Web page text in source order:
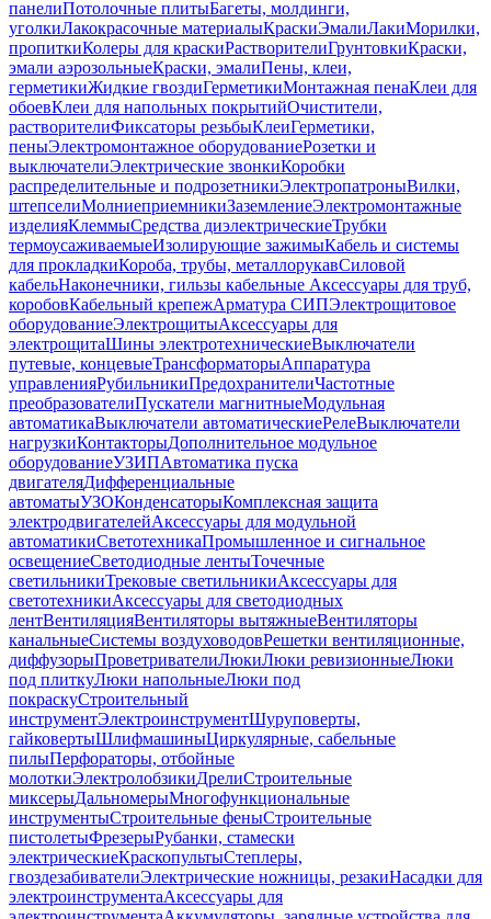
панелиПотолочные плитыБагеты, молдинги,
уголкиЛакокрасочные материалыКраскиЭмалиЛакиМорилки,
пропиткиКолеры для краскиРастворителиГрунтовкиКраски,
эмали аэрозольныеКраски, эмалиПены, клеи,
герметикиЖидкие гвоздиГерметикиМонтажная пенаКлеи для
обоевКлеи для напольных покрытийОчистители,
растворителиФиксаторы резьбыКлеиГерметики,
пеныЭлектромонтажное оборудованиеРозетки и
выключателиЭлектрические звонкиКоробки
распределительные и подрозетникиЭлектропатроныВилки,
штепселиМолниеприемникиЗаземлениеЭлектромонтажные
изделияКлеммыСредства диэлектрическиеТрубки
термоусаживаемыеИзолирующие зажимыКабель и системы
для прокладкиКороба, трубы, металлорукавСиловой
кабельНаконечники, гильзы кабельные Аксессуары для труб,
коробовКабельный крепежАрматура СИПЭлектрощитовое
оборудованиеЭлектрощитыАксессуары для
электрощитаШины электротехническиеВыключатели
путевые, концевыеТрансформаторыАппаратура
управленияРубильникиПредохранителиЧастотные
преобразователиПускатели магнитныеМодульная
автоматикаВыключатели автоматическиеРелеВыключатели
нагрузкиКонтакторыДополнительное модульное
оборудованиеУЗИПАвтоматика пуска
двигателяДифференциальные
автоматыУЗОКонденсаторыКомплексная защита
электродвигателейАксессуары для модульной
автоматикиСветотехникаПромышленное и сигнальное
освещениеСветодиодные лентыТочечные
светильникиТрековые светильникиАксессуары для
светотехникиАксессуары для светодиодных
лентВентиляцияВентиляторы вытяжныеВентиляторы
канальныеСистемы воздуховодовРешетки вентиляционные,
диффузорыПроветривателиЛюкиЛюки ревизионныеЛюки
под плиткуЛюки напольныеЛюки под
покраскуСтроительный
инструментЭлектроинструментШуруповерты,
гайковертыШлифмашиныЦиркулярные, сабельные
пилыПерфораторы, отбойные
молоткиЭлектролобзикиДрелиСтроительные
миксерыДальномерыМногофункциональные
инструментыСтроительные феныСтроительные
пистолетыФрезерыРубанки, стамески
электрическиеКраскопультыСтеплеры,
гвоздезабивателиЭлектрические ножницы, резакиНасадки для
электроинструментаАксессуары для